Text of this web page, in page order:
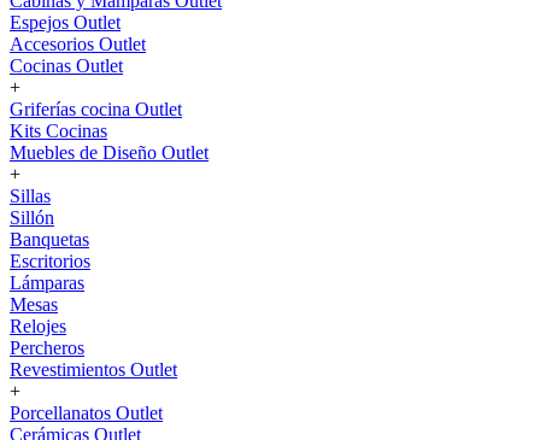
Espejos Outlet
Accesorios Outlet
Cocinas Outlet
+
Griferías cocina Outlet
Kits Cocinas
Muebles de Diseño Outlet
+
Sillas
Sillón
Banquetas
Escritorios
Lámparas
Mesas
Relojes
Percheros
Revestimientos Outlet
+
Porcellanatos Outlet
Cerámicas Outlet